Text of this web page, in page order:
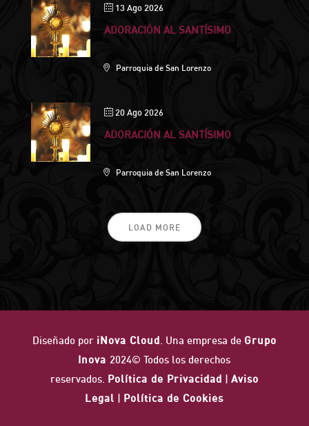
13 Ago 2026
ADORACIÓN AL SANTÍSIMO
Parroquia de San Lorenzo
20 Ago 2026
ADORACIÓN AL SANTÍSIMO
Parroquia de San Lorenzo
LOAD MORE
Diseñado por iNova Cloud. Una empresa de Grupo
Inova 2024© Todos los derechos
reservados. Política de Privacidad | Aviso
Legal | Política de Cookies